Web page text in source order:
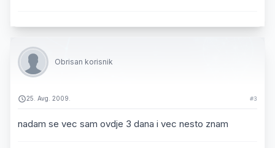
Obrisan korisnik
25. Avg. 2009. #3
nadam se vec sam ovdje 3 dana i vec nesto znam